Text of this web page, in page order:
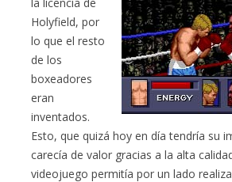
Holyfield, por
lo que el resto
de los
boxeadores
eran
inventados.
Esto, que quizá hoy en día tendría su
carecía de valor gracias a la alta
videojuego permitía por un lado